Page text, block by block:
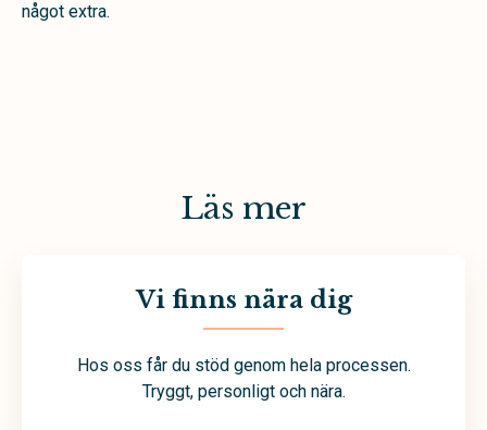
något extra.
Läs mer
Vi finns nära dig
Hos oss får du stöd genom hela processen.
Tryggt, personligt och nära.